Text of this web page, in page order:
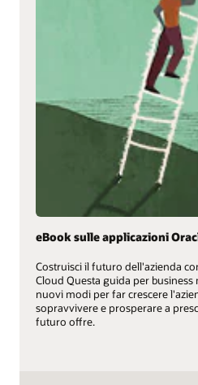
eBook sulle applicazioni
Costruisci il futuro dell'azienda
Cloud Questa guida per
nuovi modi per far crescere
sopravvivere e prosperare a
futuro offre.